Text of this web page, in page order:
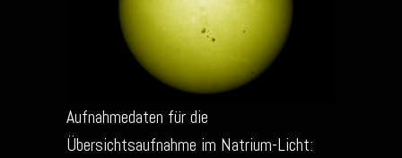
Aufnahmedaten für die
Übersichtsaufnahme im Natrium-Licht: